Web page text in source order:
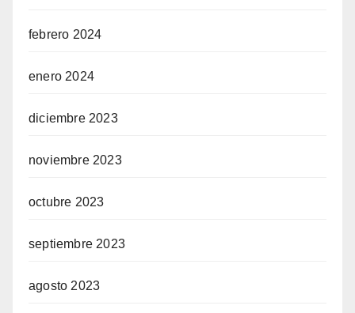
febrero 2024
enero 2024
diciembre 2023
noviembre 2023
octubre 2023
septiembre 2023
agosto 2023